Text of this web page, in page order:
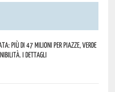
più di 47 milioni per piazze, verde
I dettagli